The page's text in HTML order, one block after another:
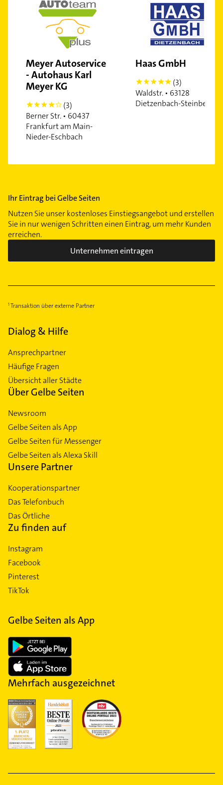
Meyer Autoservice
- Autohaus Karl
Meyer KG
4
(3)
Berner Str. • 60437
Frankfurt am Main-
Nieder-Eschbach
Haas GmbH
5
(3)
Waldstr. • 63128
Dietzenbach-Steinberg
Ihr Eintrag bei Gelbe Seiten
Nutzen Sie unser kostenloses Einstiegsangebot und erstellen
Sie in nur wenigen Schritten einen Eintrag, um mehr Kunden
erreichen.
Unternehmen eintragen
Transaktion über externe Partner
Dialog & Hilfe
Ansprechpartner
Häufige Fragen
Übersicht aller Städte
Über Gelbe Seiten
Newsroom
Gelbe Seiten als App
Gelbe Seiten für Messenger
Gelbe Seiten als Alexa Skill
Unsere Partner
Kooperationspartner
Das Telefonbuch
Das Örtliche
Zu finden auf
Instagram
Facebook
Pinterest
TikTok
Gelbe Seiten als App
Mehrfach ausgezeichnet